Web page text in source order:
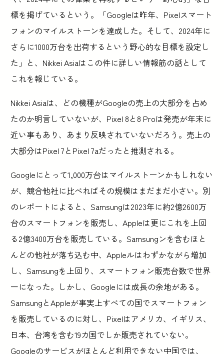
標を掲げているという。「Googleは昨年、Pixelスマート
フォンのマイルストーンを達成した。そして、2024年に
さらに1000万台を出荷するという野心的な目標を設定し
た」と、Nikkei Asiaはこの件に詳しい情報筋の話として
これを報じている。
Nikkei Asiaは、どの機種がGoogleの売上の大部分を占め
たのか明言していないが、Pixel 8と8 Proは発売が年末に
近い事もあり、あまり反映されていないだろう。売上の
大部分はPixel 7とPixel 7aだったと推測される。
Googleにとって1,000万台はマイルストーンかもしれない
が、競合他社に比べればその規模はまだまだ小さい。別
のレポートによると、Samsungは2023年に約2億2600万
台のスマートフォンを販売し、Appleは更にこれを上回
る2億3400万台を販売している。Samsungンを含むほと
んどの他社が落ち込む中、Appleルはわずかながら増加
し、Samsungを上回り、スマートフォン販売台数で世界
一になった。しかし、Googleには成長の余地がある。
SamsungとAppleが事実上すべての国でスマートフォン
を販売しているのに対し、Pixelはアメリカ、イギリス、
日本、台湾を含む19カ国でしか販売されていない。
Googleのサービスがほとんど利用できない中国では、